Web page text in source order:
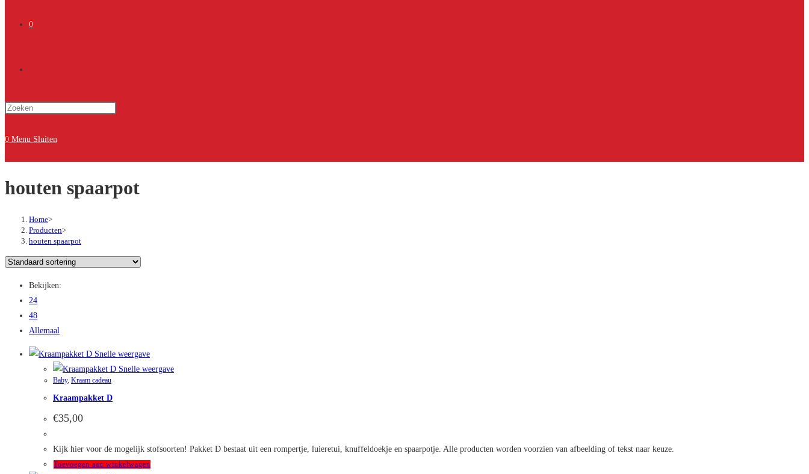
0
site
zoekpaneel
te
0 Menu Sluiten
houten spaarpot
Home>
Producten>
houten spaarpot
Bekijken:
24
48
Allemaal
Snelle weergave
Snelle weergave
Baby, Kraam cadeau
Kraampakket D
€35,00
Kijk hier voor de mogelijk stofsoorten! Pakket D bestaat uit een rompertje, luieretui, knuffeldoekje en spaarpotje. Alle producten worden voorzien van afbeelding of tekst naar keuze.
Toevoegen aan winkelwagen